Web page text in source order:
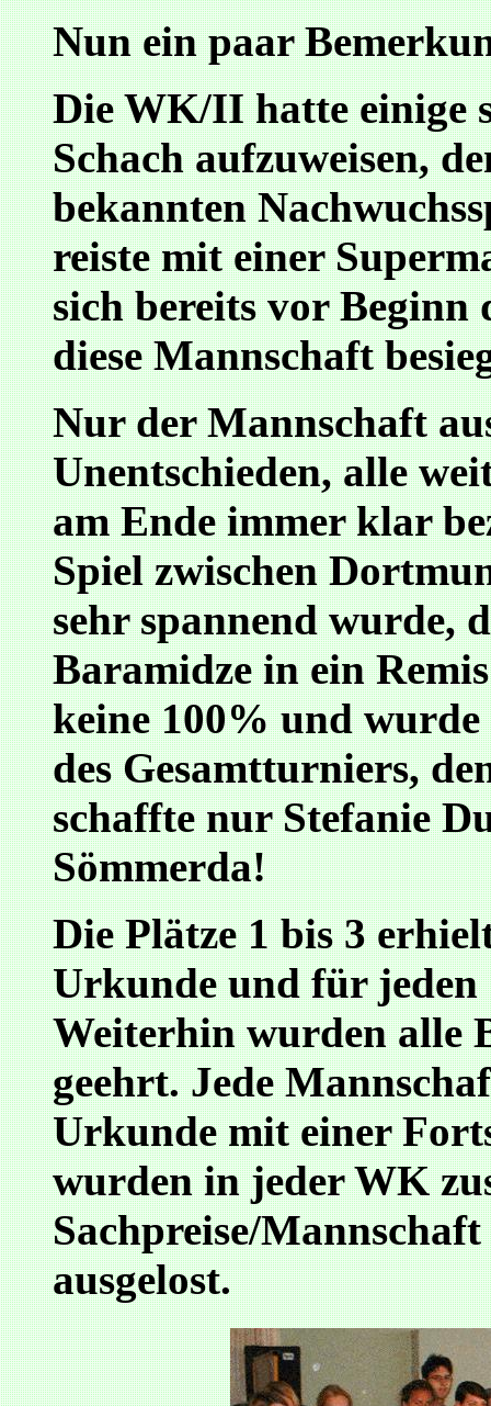
Nun ein paar
Die WK/II hatte einige
Schach aufzuweisen,
bekannten
reiste mit einer
sich bereits vor
diese Mannschaft
Nur der Mannschaft
Unentschieden, alle
am Ende immer klar
Spiel zwischen
sehr spannend wurde,
Baramidze in ein
keine 100% und
des Gesamtturniers,
schaffte nur Stefanie
Sömmerda!
Die Plätze 1 bis 3
Urkunde und für jeden
Weiterhin wurden alle
geehrt. Jede
Urkunde mit einer
wurden in jeder WK
Sachpreise/
ausgelost.